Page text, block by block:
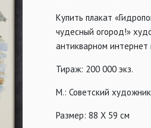
Купить плакат
чудесный огород!»
антикварном интернет
Тираж: 200 000 экз.
М.: Советский
Размер: 88 Х 59 см